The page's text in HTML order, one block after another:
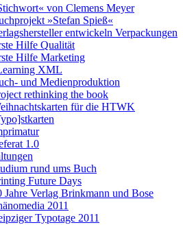
von Clemens Meyer
»Stefan Spieß«
entwickeln Verpackungen
Hilfe Qualität
Hilfe Marketing
XML
und Medienproduktion
rethinking the book
für die HTWK
1.0
rund ums Buch
Future Days
Jahre Verlag Brinkmann und Bose
2011
Typotage 2011